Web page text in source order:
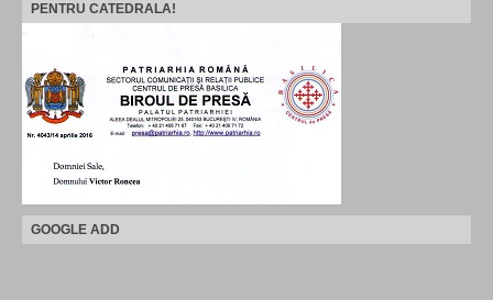
PENTRU CATEDRALA!
GOOGLE ADD